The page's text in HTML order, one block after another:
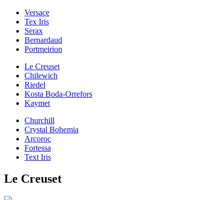
Versace
Tex Iris
Serax
Bernardaud
Portmeirion
Le Creuset
Chilewich
Riedel
Kosta Boda-Orrefors
Kaymet
Churchill
Crystal Bohemia
Arcoroc
Fortessa
Text Iris
Le Creuset